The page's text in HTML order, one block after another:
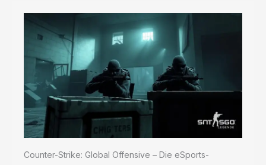
Counter-Strike: Global Offensive – Die eSports-